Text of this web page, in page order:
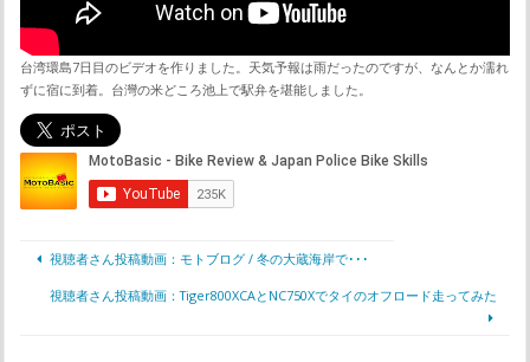
台湾環島7日目のビデオを作りました。天気予報は雨だったのですが、なんとか濡れ
ずに宿に到着。台灣の米どころ池上で駅弁を堪能しました。
視聴者さん投稿動画：モトブログ / 冬の大蔵海岸で･･･
視聴者さん投稿動画：Tiger800XCAとNC750Xでタイのオフロード走ってみた